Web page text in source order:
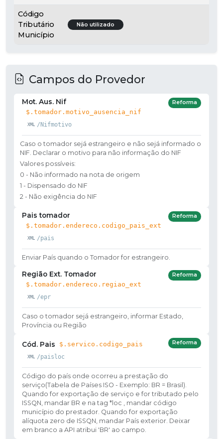
Código
Tributário
Município
Não utilizado
Campos do Provedor
Mot. Aus. Nif
$.tomador.motivo_ausencia_nif
/Nifmotivo
Reforma
Caso o tomador sejá estrangeiro e não sejá informado o
NIF. Declarar o motivo para não informação do NIF
Valores possíveis:
0 - Não informado na nota de origem
1 - Dispensado do NIF
2 - Não exigência do NIF
Pais tomador
$.tomador.endereco.codigo_pais_ext
/pais
Reforma
Enviar País quando o Tomador for estrangeiro.
Região Ext. Tomador
$.tomador.endereco.regiao_ext
/epr
Reforma
Caso o tomador sejá estrangeiro, informar Estado,
Província ou Região
Cód. Pais $.servico.codigo_pais
/paisloc
Reforma
Código do país onde ocorreu a prestação do
serviço(Tabela de Países ISO - Exemplo: BR = Brasil).
Quando for exportação de serviço e for tributado pelo
ISSQN, mandar BR e na tag *loc , mandar código
município do prestador. Quando for exportação
alíquota zero de ISSQN, mandar País exterior. Deixar
em branco a API atribui 'BR' ao campo.